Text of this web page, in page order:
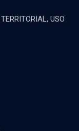
USO